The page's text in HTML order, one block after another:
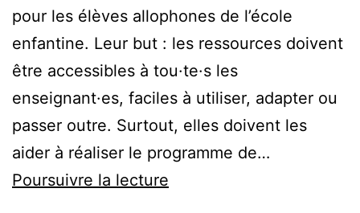
pour les élèves allophones de l’école
enfantine. Leur but : les ressources doivent
être accessibles à tou·te·s les
enseignant·es, faciles à utiliser, adapter ou
passer outre. Surtout, elles doivent les
aider à réaliser le programme de…
Poursuivre la lecture